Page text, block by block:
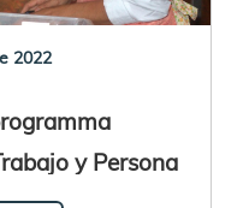
2022
y Persona